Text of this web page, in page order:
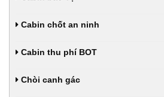
Cabin chốt an ninh
Cabin thu phí BOT
Chòi canh gác